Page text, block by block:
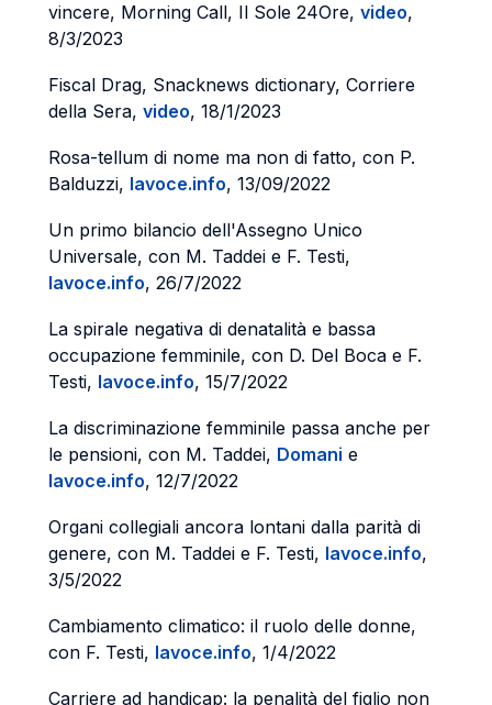
vincere, Morning Call, Il Sole 24Ore, video,
8/3/2023
Fiscal Drag, Snacknews dictionary, Corriere
della Sera, video, 18/1/2023
Rosa-tellum di nome ma non di fatto, con P.
Balduzzi, lavoce.info, 13/09/2022
Un primo bilancio dell'Assegno Unico
Universale, con M. Taddei e F. Testi,
lavoce.info, 26/7/2022
La spirale negativa di denatalità e bassa
occupazione femminile, con D. Del Boca e F.
Testi, lavoce.info, 15/7/2022
La discriminazione femminile passa anche per
le pensioni, con M. Taddei, Domani e
lavoce.info, 12/7/2022
Organi collegiali ancora lontani dalla parità di
genere, con M. Taddei e F. Testi, lavoce.info,
3/5/2022
Cambiamento climatico: il ruolo delle donne,
con F. Testi, lavoce.info, 1/4/2022
Carriere ad handicap: la penalità del figlio non